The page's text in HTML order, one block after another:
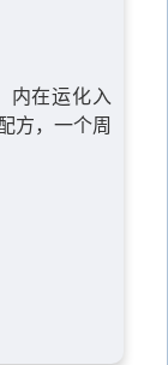
内在运化入
方，一个周